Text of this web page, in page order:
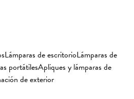
Lámparas de escritorioLámparas de
portátilesApliques y lámparas de
de exterior